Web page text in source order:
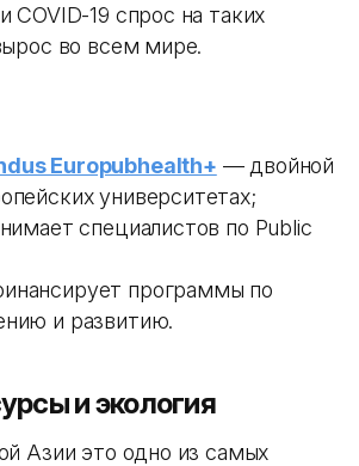
COVID-19 спрос на таких
во всем мире.
Europubhealth+ — двойной
университетах;
специалистов по Public
программы по
и развитию.
и экология
Азии это одно из самых